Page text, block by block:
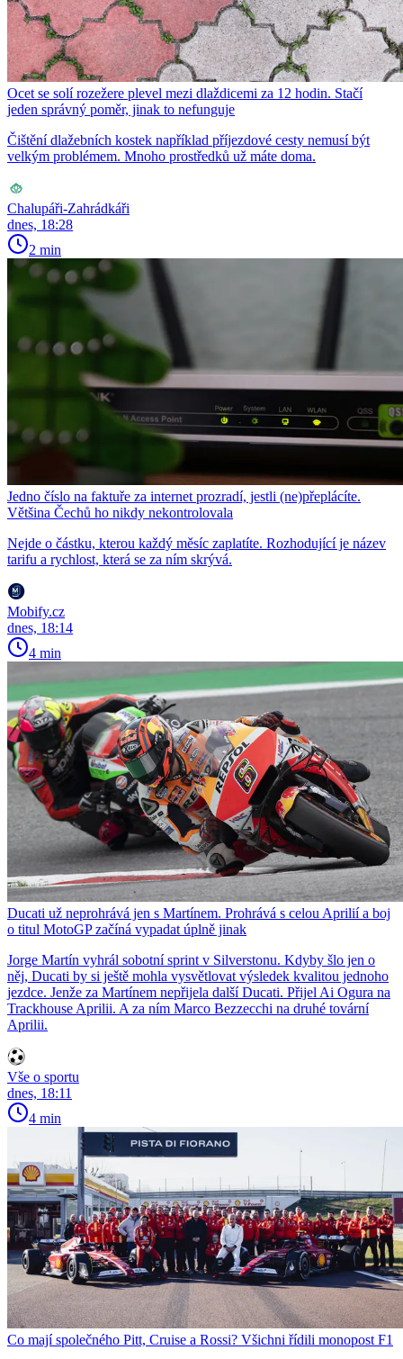
Ocet se solí rozežere plevel mezi dlaždicemi za 12 hodin. Stačí
jeden správný poměr, jinak to nefunguje
Čištění dlažebních kostek například příjezdové cesty nemusí být
velkým problémem. Mnoho prostředků už máte doma.
Chalupáři-Zahrádkáři
dnes, 18:28
2 min
Jedno číslo na faktuře za internet prozradí, jestli (ne)přeplácíte.
Většina Čechů ho nikdy nekontrolovala
Nejde o částku, kterou každý měsíc zaplatíte. Rozhodující je název
tarifu a rychlost, která se za ním skrývá.
Mobify.cz
dnes, 18:14
4 min
Ducati už neprohrává jen s Martínem. Prohrává s celou Aprilií a boj
o titul MotoGP začíná vypadat úplně jinak
Jorge Martín vyhrál sobotní sprint v Silverstonu. Kdyby šlo jen o
něj, Ducati by si ještě mohla vysvětlovat výsledek kvalitou jednoho
jezdce. Jenže za Martínem nepřijela další Ducati. Přijel Ai Ogura na
Trackhouse Aprilii. A za ním Marco Bezzecchi na druhé tovární
Aprilii.
Vše o sportu
dnes, 18:11
4 min
Co mají společného Pitt, Cruise a Rossi? Všichni řídili monopost F1